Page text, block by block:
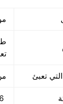
موديل 903
تعبئ من 100 جرام حتي